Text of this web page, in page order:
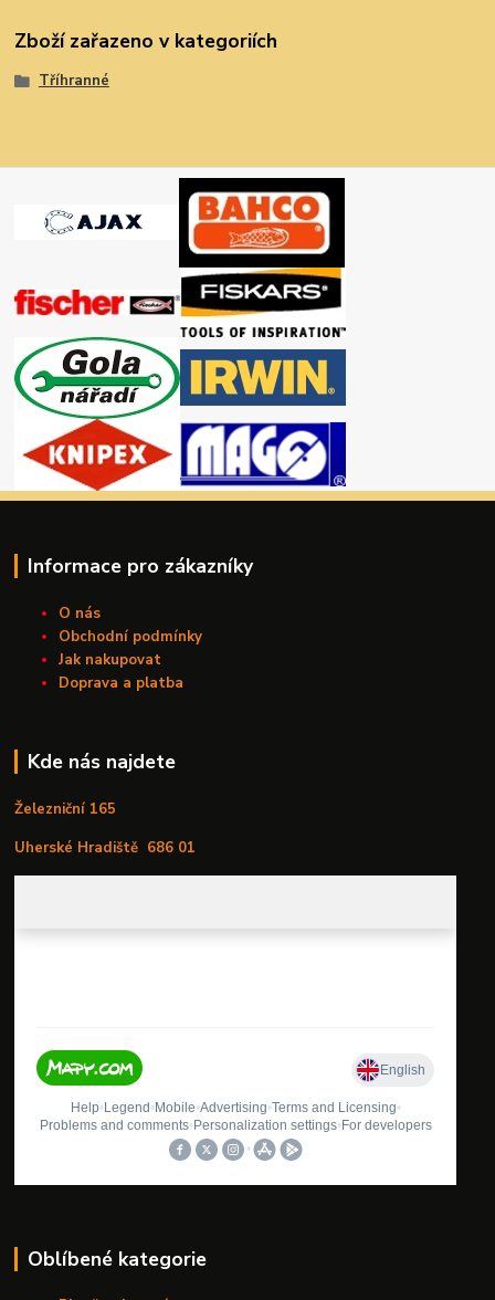
Zboží zařazeno v kategoriích
Tříhranné
Informace pro zákazníky
O nás
Obchodní podmínky
Jak nakupovat
Doprava a platba
Kde nás najdete
Železniční 165
Uherské Hradiště 686 01
Oblíbené kategorie